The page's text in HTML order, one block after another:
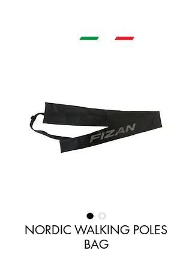
NORDIC WALKING POLES
BAG